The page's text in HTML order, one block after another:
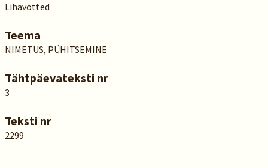
Lihavõtted
Teema
NIMETUS, PÜHITSEMINE
Tähtpäevateksti nr
3
Teksti nr
2299